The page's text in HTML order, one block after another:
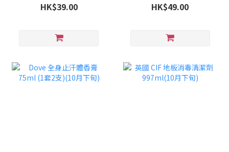
HK$39.00 HK$49.00